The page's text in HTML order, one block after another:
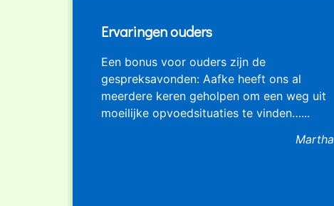
Ervaringen ouders
Een bonus voor ouders zijn de
gespreksavonden: Aafke heeft ons al
meerdere keren geholpen om een weg uit
moeilijke opvoedsituaties te vinden…...
Martha